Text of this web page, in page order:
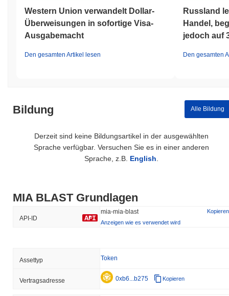
Western Union verwandelt Dollar-
Überweisungen in sofortige Visa-
Ausgabemacht
Den gesamten Artikel lesen
Russland
Handel,
jedoch auf
Den gesamten
Bildung Alle Bildung
Derzeit sind keine Bildungsartikel in der ausgewählten
Sprache verfügbar. Versuchen Sie es in einer anderen
Sprache, z.B. English
MIA BLAST Grundlagen
API-ID
mia-mia-blast
Kopieren
Anzeigen wie es verwendet wird
Assettyp Token
Vertragsadresse 0xb6...b275 Kopieren